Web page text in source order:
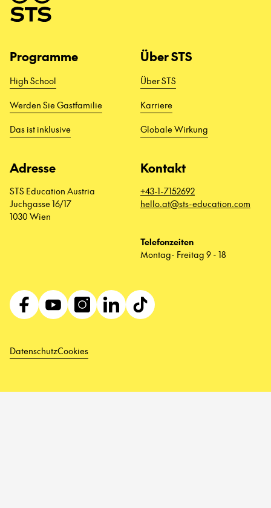
Programme
High School
Werden Sie Gastfamilie
Das ist inklusive
Über STS
Über STS
Karriere
Globale Wirkung
Adresse
STS Education Austria
Juchgasse 16/17
1030 Wien
Kontakt
+43-1-7152692
hello.at@sts-education.com
Telefonzeiten
Montag- Freitag 9 - 18
DatenschutzCookies